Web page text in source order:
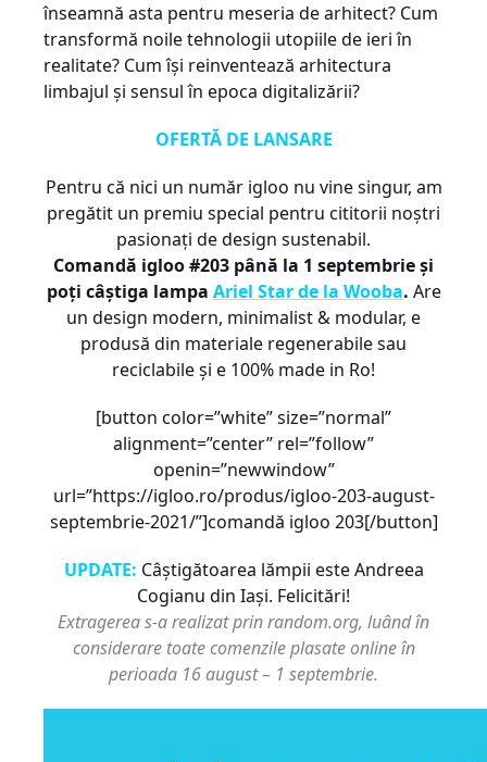
înseamnă asta pentru meseria de arhitect? Cum
transformă noile tehnologii utopiile de ieri în
realitate? Cum își reinventează arhitectura
limbajul și sensul în epoca digitalizării?
OFERTĂ DE LANSARE
Pentru că nici un număr igloo nu vine singur, am
pregătit un premiu special pentru cititorii noștri
pasionați de design sustenabil.
Comandă igloo #203 până la 1 septembrie și
poți câștiga lampa Ariel Star de la Wooba. Are
un design modern, minimalist & modular, e
produsă din materiale regenerabile sau
reciclabile și e 100% made in Ro!
[button color=”white” size=”normal”
alignment=”center” rel=”follow”
openin=”newwindow”
url=”https://igloo.ro/produs/igloo-203-august-
septembrie-2021/”]comandă igloo 203[/button]
UPDATE: Câștigătoarea lămpii este Andreea
Cogianu din Iași. Felicitări!
Extragerea s-a realizat prin random.org, luând în
considerare toate comenzile plasate online în
perioada 16 august – 1 septembrie.